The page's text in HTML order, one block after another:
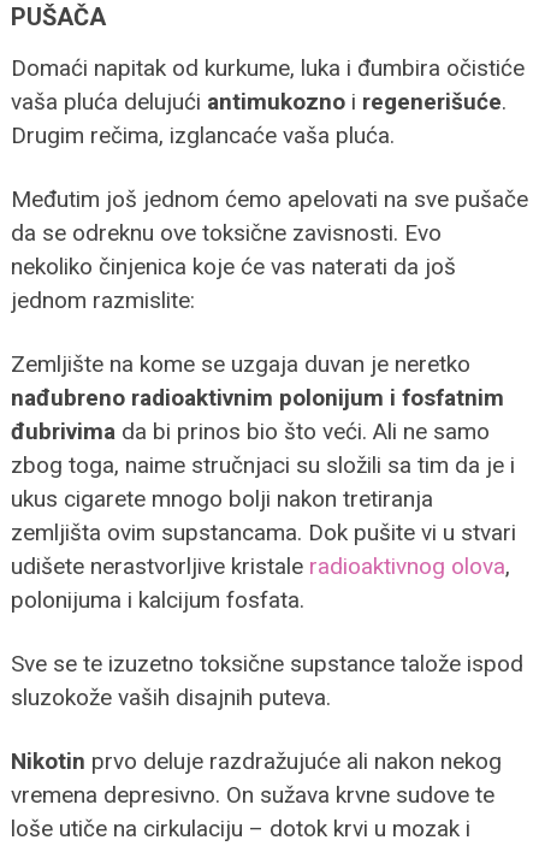
PUŠAČA
Domaći napitak od kurkume, luka i đumbira očistiće
vaša pluća delujući antimukoznoi regenerišuće.
Drugim rečima, izglancaće vaša pluća.
Međutim još jednom ćemo apelovati na sve pušače
da se odreknu ove toksične zavisnosti. Evo
nekoliko činjenica koje će vas naterati da još
jednom razmislite:
Zemljište na kome se uzgaja duvan je neretko
nađubreno radioaktivnim polonijum i fosfatnim
đubrivima da bi prinos bio što veći. Ali ne samo
zbog toga, naime stručnjaci su složili sa tim da je i
ukus cigarete mnogo bolji nakon tretiranja
zemljišta ovim supstancama. Dok pušite vi u stvari
udišete nerastvorljive kristaleradioaktivnog olova,
polonijuma i kalcijum fosfata.
Sve se te izuzetno toksične supstance talože ispod
sluzokože vaših disajnih puteva.
Nikotin prvo deluje razdražujuće ali nakon nekog
vremena depresivno. On sužava krvne sudove te
loše utiče na cirkulaciju – dotok krvi u mozak i